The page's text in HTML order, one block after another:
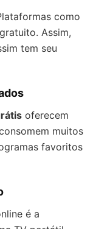
como
Assim,
tem seu
oferecem
muitos
favoritos
é a